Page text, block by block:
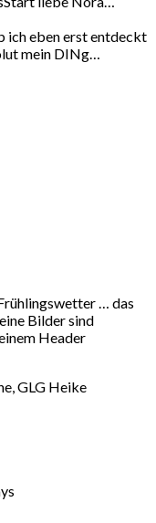
ich eben erst entdeckt
mein DINg…
… das
Bilder sind
Header
GLG Heike